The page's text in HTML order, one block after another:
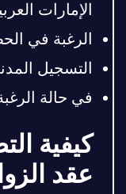
الإمارات
الرغبة في
التسجيل
في حالة
كيفية
عقد